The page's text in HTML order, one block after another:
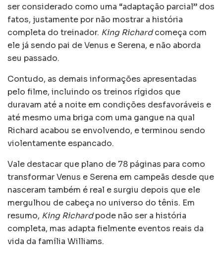
ser considerado como uma “adaptação parcial” dos
fatos, justamente por não mostrar a história
completa do treinador. King Richardcomeça com
ele já sendo pai de Venus e Serena, e não aborda
seu passado.
Contudo, as demais informações apresentadas
pelo filme, incluindo os treinos rígidos que
duravam até a noite em condições desfavoráveis e
até mesmo uma briga com uma gangue na qual
Richard acabou se envolvendo, e terminou sendo
violentamente espancado.
Vale destacar que plano de 78 páginas para como
transformar Venus e Serena em campeãs desde que
nasceram também é real e surgiu depois que ele
mergulhou de cabeça no universo do tênis. Em
resumo, King Richardpode não ser a história
completa, mas adapta fielmente eventos reais da
vida da família Williams.